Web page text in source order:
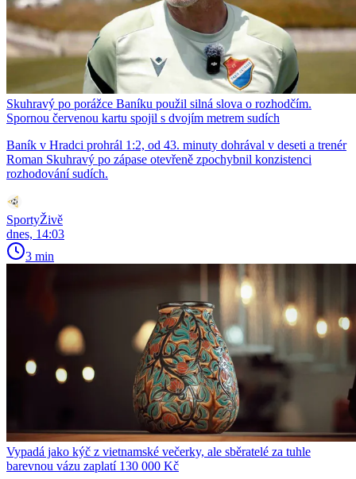
Skuhravý po porážce Baníku použil silná slova o rozhodčím.
Spornou červenou kartu spojil s dvojím metrem sudích
Baník v Hradci prohrál 1:2, od 43. minuty dohrával v deseti a trenér
Roman Skuhravý po zápase otevřeně zpochybnil konzistenci
rozhodování sudích.
SportyŽivě
dnes, 14:03
3 min
Vypadá jako kýč z vietnamské večerky, ale sběratelé za tuhle
barevnou vázu zaplatí 130 000 Kč